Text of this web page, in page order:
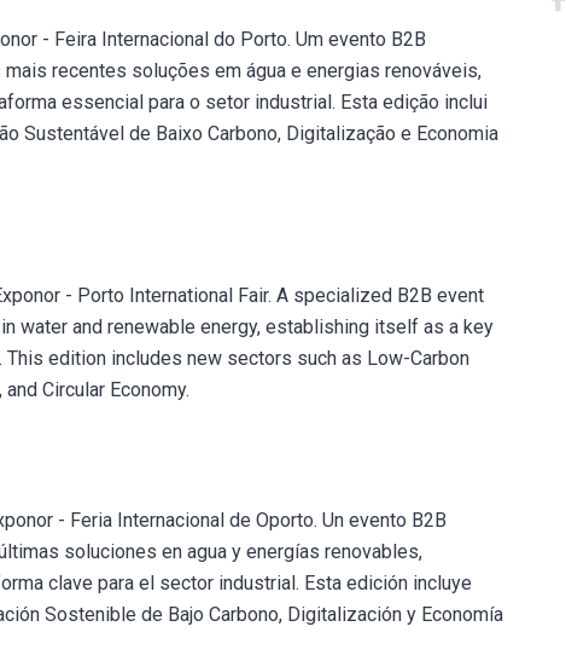
- Feira Internacional do Porto. Um evento B2B
recentes soluções em água e energias renováveis,
essencial para o setor industrial. Esta edição inclui
Sustentável de Baixo Carbono, Digitalização e Economia
- Porto International Fair. A specialized B2B event
water and renewable energy, establishing itself as a key
edition includes new sectors such as Low-Carbon
Circular Economy.
- Feria Internacional de Oporto. Un evento B2B
soluciones en agua y energías renovables,
clave para el sector industrial. Esta edición incluye
Sostenible de Bajo Carbono, Digitalización y Economía